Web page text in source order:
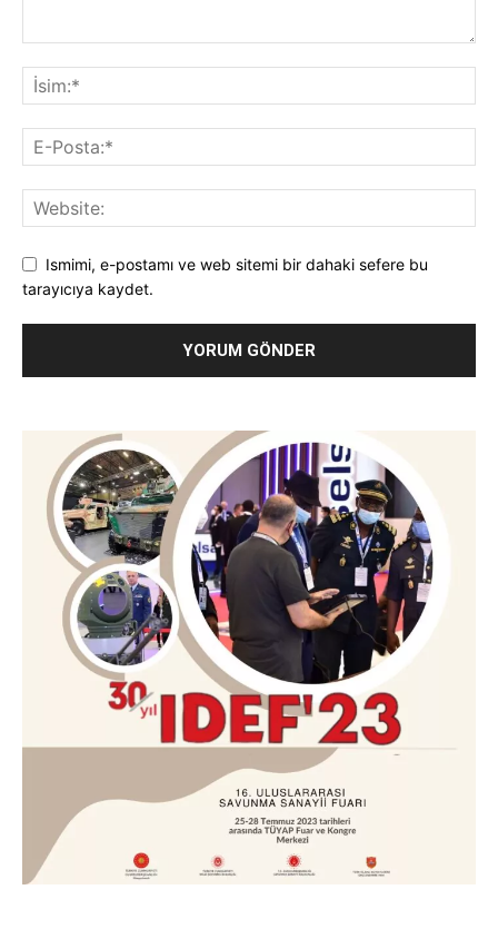
Ismimi, e-postamı ve web sitemi bir dahaki sefere bu
tarayıcıya kaydet.